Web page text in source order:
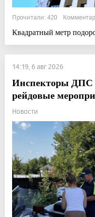
Прочитали: 420
Квадратный метр
14:19, 6 авг 2026
Инспекторы ДПС
рейдовые
Новости